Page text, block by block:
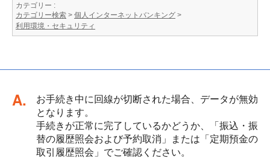
カテゴリー :
カテゴリー検索 > 個人インターネットバンキング >
利用環境・セキュリティ
回答
お手続き中に回線が切断された場合、データが無効
となります。
手続きが正常に完了しているかどうか、「振込・振
替の履歴照会および予約取消」または「定期預金の
取引履歴照会」でご確認ください。